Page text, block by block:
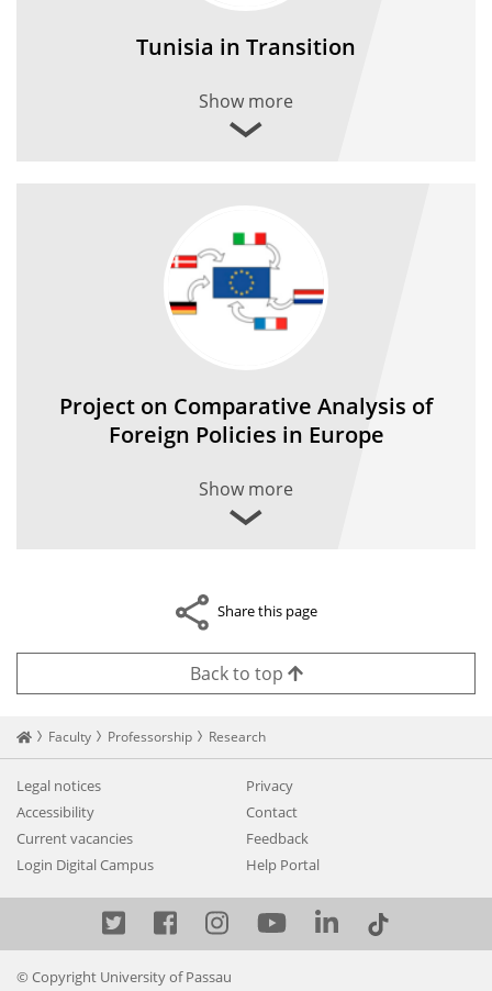
Tunisia in Transition
Show more
Project on Comparative Analysis of
Foreign Policies in Europe
Show more
Share this page
Back to top
Startseite
Faculty Professorship Research
Legal notices
Privacy
Accessibility
Contact
Current vacancies
Feedback
Login Digital Campus
Help Portal
TwitterFacebook
InstagramYouTube
LinkedIn
© Copyright University of Passau